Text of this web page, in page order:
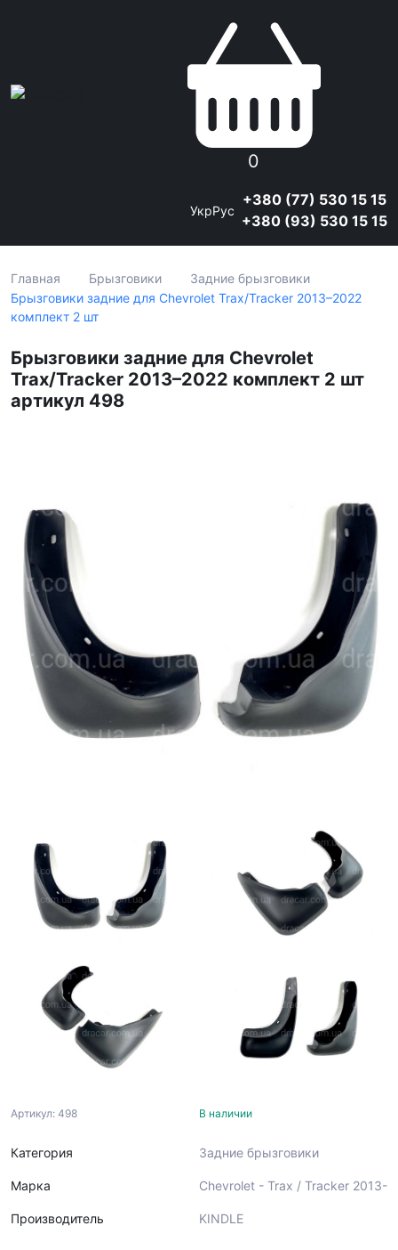
0
УкрРус
+380 (77) 530 15 15
+380 (93) 530 15 15
Главная Брызговики
Задние брызговики
Брызговики задние для Chevrolet Trax/Tracker 2013–2022
комплект 2 шт
Брызговики задние для Chevrolet
Trax/Tracker 2013–2022 комплект 2 шт
артикул 498
Артикул: 498
Категория
Марка
Производитель
В наличии
Задние брызговики
Chevrolet - Trax / Tracker 2013-
KINDLE